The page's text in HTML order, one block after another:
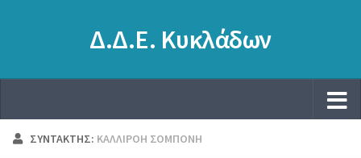
Δ.Δ.Ε. Κυκλάδων
ΣΥΝΤΆΚΤΗΣ: ΚΑΛΛΙΡΌΗ ΣΟΜΠΌΝΗ